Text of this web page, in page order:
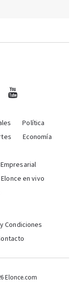
Política
Economía
Elonce en vivo
Condiciones
Elonce.com